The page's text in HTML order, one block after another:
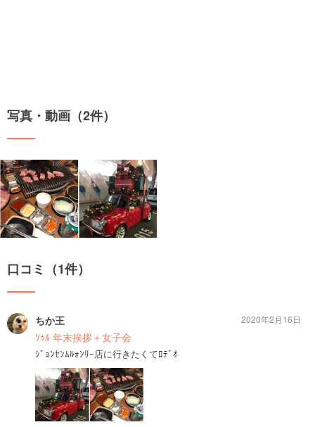
写真・動画（2件）
口コミ（1件）
ちか王
ｿｩﾙ 年末挨拶＋女子会
ｼﾞｮﾝｾﾝﾑﾙｫﾝﾘｰ店に行きたくてﾛﾃﾞｵ
2020年2月16日